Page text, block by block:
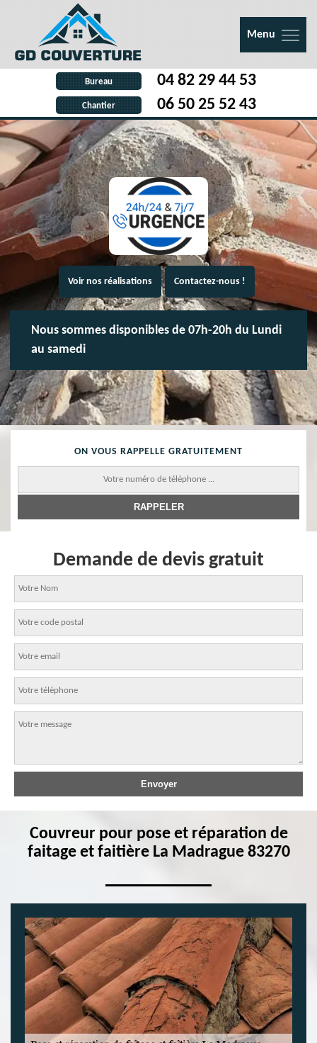
Menu
Bureau 04 82 29 44 53
Chantier 06 50 25 52 43
Voir nos réalisations Contactez-nous !
Nous sommes disponibles de 07h-20h du Lundi
au samedi
ON VOUS RAPPELLE GRATUITEMENT
Demande de devis gratuit
Couvreur pour pose et réparation de
faitage et faitière La Madrague 83270